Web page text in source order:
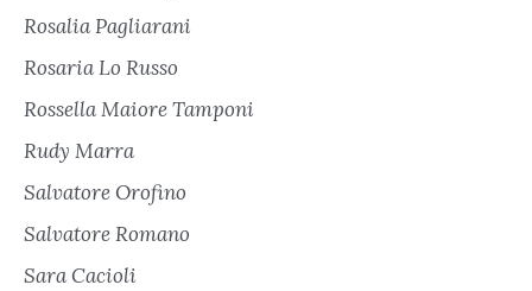
Rosalia Pagliarani
Rosaria Lo Russo
Rossella Maiore Tamponi
Rudy Marra
Salvatore Orofino
Salvatore Romano
Sara Cacioli